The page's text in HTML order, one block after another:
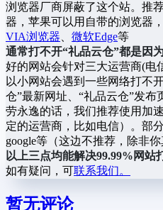
浏览器厂商屏蔽了这个站。推
器，苹果可以用自带的浏览器，
VIA浏览器
微软Edge等
通常打不开“礼品云仓”都是因
好的网站会针对三大运营商(电
以小网站会遇到一些网络打不
仓”最新网址、“礼品云仓”发布
劳永逸的话，我们推荐使用加
定的运营商，比如电信）。部
google等（这边不推荐，除非
以上三点均能解决99.99%网站
如有疑问，可联系我们。
暂无评论